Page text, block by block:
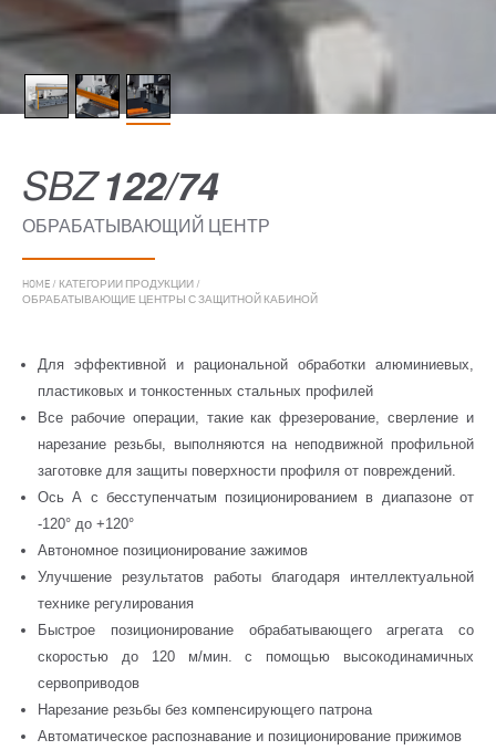
SBZ122/74
ОБРАБАТЫВАЮЩИЙ ЦЕНТР
HOME / КАТЕГОРИИ ПРОДУКЦИИ /
ОБРАБАТЫВАЮЩИЕ ЦЕНТРЫ С ЗАЩИТНОЙ КАБИНОЙ
Для эффективной и рациональной обработки алюминиевых,
пластиковых и тонкостенных стальных профилей
Все рабочие операции, такие как фрезерование, сверление и
нарезание резьбы, выполняются на неподвижной профильной
заготовке для защиты поверхности профиля от повреждений.
Ось А с бесступенчатым позиционированием в диапазоне от
-120° до +120°
Автономное позиционирование зажимов
Улучшение результатов работы благодаря интеллектуальной
технике регулирования
Быстрое позиционирование обрабатывающего агрегата со
скоростью до 120 м/мин. с помощью высокодинамичных
сервоприводов
Нарезание резьбы без компенсирующего патрона
Автоматическое распознавание и позиционирование прижимов